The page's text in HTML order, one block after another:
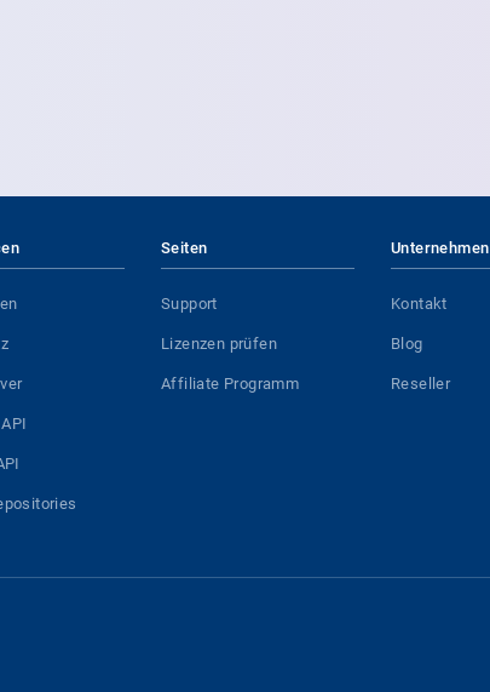
Seiten
Support
Lizenzen prüfen
Affiliate Programm
Unternehmen
Kontakt
Blog
Reseller